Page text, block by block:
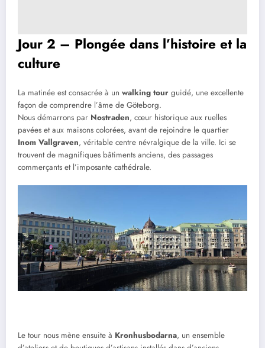
Jour 2 – Plongée dans l’histoire et la
culture
La matinée est consacrée à un walking tour guidé, une excellente
façon de comprendre l’âme de Göteborg.
Nous démarrons par Nostraden, cœur historique aux ruelles
pavées et aux maisons colorées, avant de rejoindre le quartier
Inom Vallgraven, véritable centre névralgique de la ville. Ici se
trouvent de magnifiques bâtiments anciens, des passages
commerçants et l’imposante cathédrale.
Le tour nous mène ensuite à Kronhusbodarna, un ensemble